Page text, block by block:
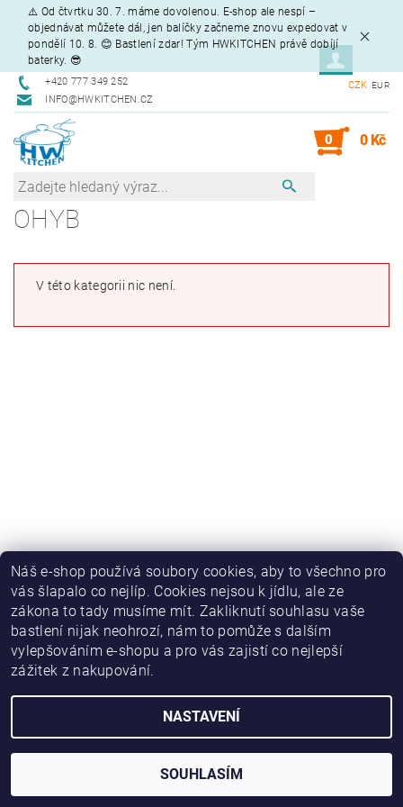
⚠️ Od čtvrtku 30. 7. máme dovolenou. E-shop ale nespí –
objednávat můžete dál, jen balíčky začneme znovu expedovat v
pondělí 10. 8. 😊 Bastlení zdar! Tým HWKITCHEN právě dobíjí
baterky. 😎
+420 777 349 252
INFO@HWKITCHEN.CZ
CZK EUR
0 0 Kč
OHYB
V této kategorii nic není.
2026 © HWKITCHEN, všechna práva vyhrazena
Vytvořil Shoptet
Náš e-shop používá soubory cookies, aby to všechno pro
vás šlapalo co nejlíp. Cookies nejsou k jídlu, ale ze
zákona to tady musíme mít. Zakliknutí souhlasu vaše
bastlení nijak neohrozí, nám to pomůže s dalším
vylepšováním e-shopu a pro vás zajistí co nejlepší
zážitek z nakupování.
NASTAVENÍ
SOUHLASÍM